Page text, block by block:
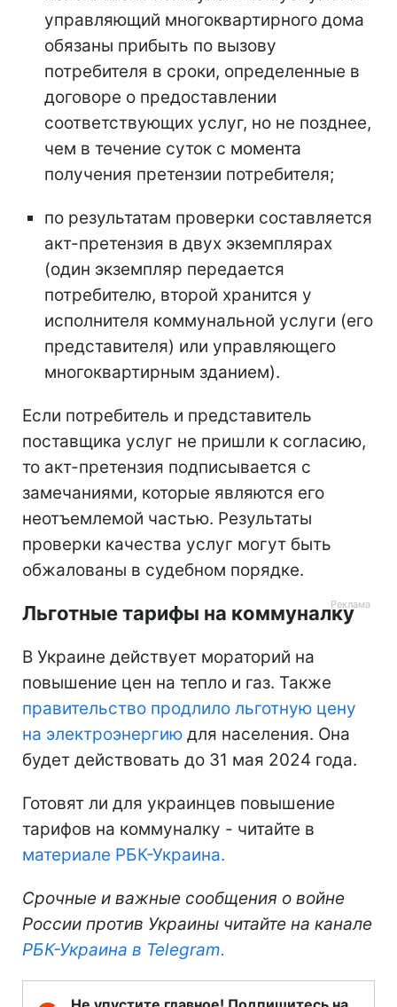
управляющий многоквартирного дома
обязаны прибыть по вызову
потребителя в сроки, определенные в
договоре о предоставлении
соответствующих услуг, но не позднее,
чем в течение суток с момента
получения претензии потребителя;
по результатам проверки составляется
акт-претензия в двух экземплярах
(один экземпляр передается
потребителю, второй хранится у
исполнителя коммунальной услуги (его
представителя) или управляющего
многоквартирным зданием).
Если потребитель и представитель
поставщика услуг не пришли к согласию,
то акт-претензия подписывается с
замечаниями, которые являются его
неотъемлемой частью. Результаты
проверки качества услуг могут быть
обжалованы в судебном порядке.
Льготные тарифы на коммуналку
В Украине действует мораторий на
повышение цен на тепло и газ. Также
правительство продлило льготную цену
на электроэнергию для населения. Она
будет действовать до 31 мая 2024 года.
Готовят ли для украинцев повышение
тарифов на коммуналку - читайте в
материале РБК-Украина.
Срочные и важные сообщения о войне
России против Украины читайте на канале
РБК-Украина в Telegram.